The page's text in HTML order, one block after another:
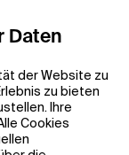
Daten
der Website zu
zu bieten
Ihre
Cookies